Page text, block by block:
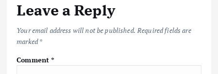
Leave a Reply
Your email address will not be published. Required fields are
marked*
Comment*